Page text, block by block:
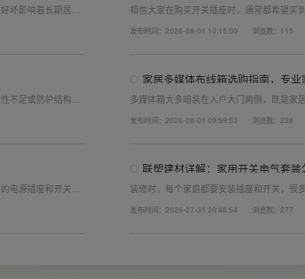
坏影响着长期居住
相信大家在购买开关插座时，通常都希望买
了插座距离的大小，插孔间距越宽二三插同
发布时间：2026-08-01 10:15:00 浏览数：115
不足或防护结构设
闸等故障问题。
家居多媒体布线箱选购指南，专
多媒体箱大多暗装在入户大门两侧，既是家
选择综合实力过硬的家用开关电气套装厂家
发布时间：2026-08-01 09:59:53 浏览数：228
电源插座和开关也
不便，甚至留下安
联塑建材详解：家用开关电气套
装修时，每个家庭都要安装插座和开关，很
产品+规范安装双重达标。
发布时间：2026-07-31 20:46:54 浏览数：277